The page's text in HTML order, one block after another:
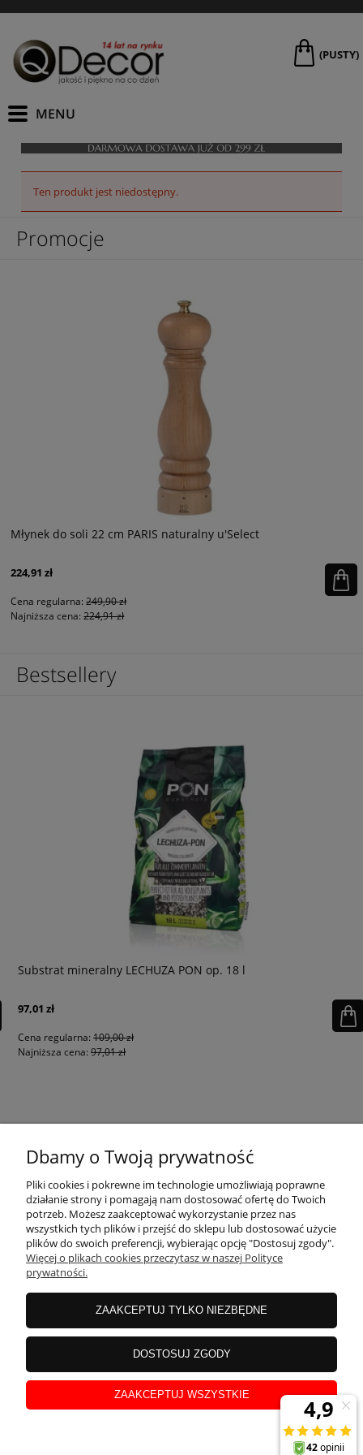
(PUSTY)
Ten produkt jest niedostępny.
Promocje
Młynek do soli 22 cm PARIS naturalny u'Select
224,91 zł
Cena regularna: 249,90 zł
Najniższa cena: 224,91 zł
Bestsellery
Substrat mineralny LECHUZA PON op. 18 l
97,01 zł
Cena regularna:109,00 zł
Najniższa cena:97,01 zł
MOJE KONTO
PŁATNOŚCI I DOSTAWA
INFORMACJE
INSTRUKCJE
O NAS
Dbamy o Twoją prywatność
Pliki cookies i pokrewne im technologie umożliwiają poprawne
działanie strony i pomagają nam dostosować ofertę do Twoich
potrzeb. Możesz zaakceptować wykorzystanie przez nas
wszystkich tych plików i przejść do sklepu lub dostosować użycie
plików do swoich preferencji, wybierając opcję "Dostosuj zgody".
Więcej o plikach cookies przeczytasz w naszej Polityce
prywatności.
ZAAKCEPTUJ TYLKO NIEZBĘDNE
DOSTOSUJ ZGODY
ZAAKCEPTUJ WSZYSTKIE